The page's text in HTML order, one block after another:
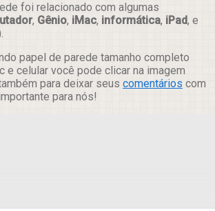
foi relacionado com algumas
, Gênio, iMac, informática, iPad, e
papel de parede tamanho completo
e celular você pode clicar na imagem
para deixar seus comentários com
para nós!